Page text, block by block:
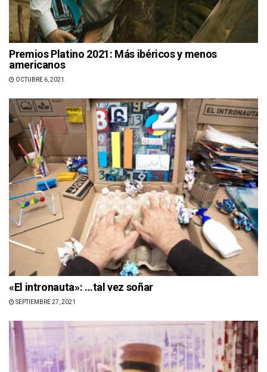
Premios Platino 2021: Más ibéricos y menos
americanos
OCTUBRE 6, 2021
«El intronauta»: …tal vez soñar
SEPTIEMBRE 27, 2021